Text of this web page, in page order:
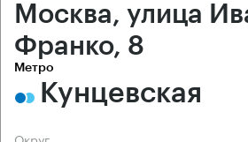
Москва, улица
Франко, 8
Метро
Кунцевская